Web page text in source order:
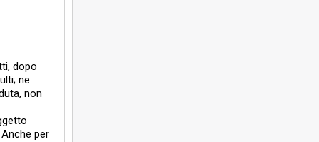
dopo
ne
non
per